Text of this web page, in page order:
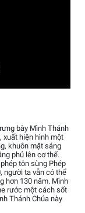
bày Mình Thánh
xuất hiện hình một
khuôn mặt sáng
phủ lên cơ thể.
tôn sùng Phép
người ta vẫn có thể
hơn 130 năm. Mình
rước một cách sốt
Thánh Chúa này